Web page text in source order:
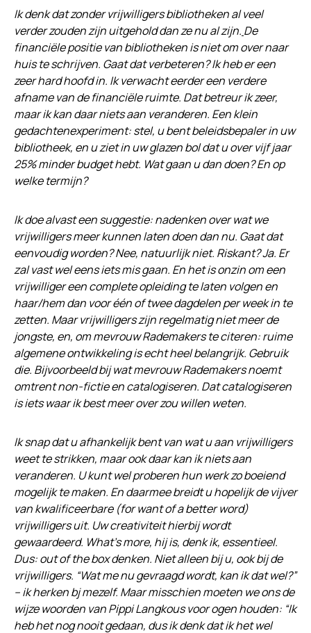
Ik denk dat zonder vrijwilligers bibliotheken al veel
verder zouden zijn uitgehold dan ze nu al zijn. De
financiële positie van bibliotheken is niet om over naar
huis te schrijven. Gaat dat verbeteren? Ik heb er een
zeer hard hoofd in. Ik verwacht eerder een verdere
afname van de financiële ruimte. Dat betreur ik zeer,
maar ik kan daar niets aan veranderen. Een klein
gedachtenexperiment: stel, u bent beleidsbepaler in uw
bibliotheek, en u ziet in uw glazen bol dat u over vijf jaar
25% minder budget hebt. Wat gaan u dan doen? En op
welke termijn?
Ik doe alvast een suggestie: nadenken over wat we
vrijwilligers meer kunnen laten doen dan nu. Gaat dat
eenvoudig worden? Nee, natuurlijk niet. Riskant? Ja. Er
zal vast wel eens iets mis gaan. En het is onzin om een
vrijwilliger een complete opleiding te laten volgen en
haar/hem dan voor één of twee dagdelen per week in te
zetten. Maar vrijwilligers zijn regelmatig niet meer de
jongste, en, om mevrouw Rademakers te citeren: ruime
algemene ontwikkeling is echt heel belangrijk. Gebruik
die. Bijvoorbeeld bij wat mevrouw Rademakers noemt
omtrent non-fictie en catalogiseren. Dat catalogiseren
is iets waar ik best meer over zou willen weten.
Ik snap dat u afhankelijk bent van wat u aan vrijwilligers
weet te strikken, maar ook daar kan ik niets aan
veranderen. U kunt wel proberen hun werk zo boeiend
mogelijk te maken. En daarmee breidt u hopelijk de vijver
van kwalificeerbare (for want of a better word)
vrijwilligers uit. Uw creativiteit hierbij wordt
gewaardeerd. What’s more, hij is, denk ik, essentieel.
Dus: out of the box denken. Niet alleen bij u, ook bij de
vrijwilligers. “Wat me nu gevraagd wordt, kan ik dat wel?”
– ik herken bj mezelf. Maar misschien moeten we ons de
wijze woorden van Pippi Langkous voor ogen houden: “Ik
heb het nog nooit gedaan, dus ik denk dat ik het wel